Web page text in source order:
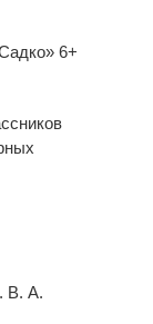
» 6+
В. А.